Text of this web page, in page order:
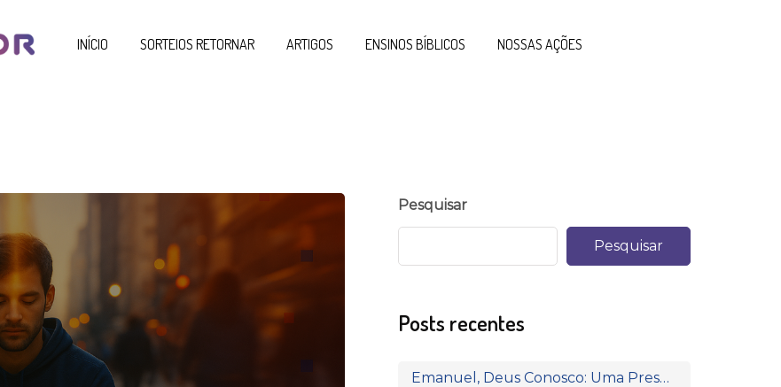
INÍCIO SORTEIOS RETORNAR ARTIGOS ENSINOS BÍBLICOS NOSSAS AÇÕES
Pesquisar
Pesquisar
Posts recentes
Emanuel, Deus Conosco: Uma Presença que Transforma